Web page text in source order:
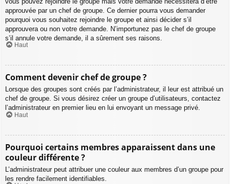
approuvée par un chef de groupe. Ce dernier pourra vous demander
pourquoi vous souhaitez rejoindre le groupe et ainsi décider s’il
approuvera ou non votre demande. N’importunez pas le chef de groupe
s’il annule votre demande, il a sûrement ses raisons.
Haut
Comment devenir chef de groupe ?
Lorsque des groupes sont créés par l’administrateur, il leur est attribué un
chef de groupe. Si vous désirez créer un groupe d’utilisateurs, contactez
l’administrateur en premier lieu en lui envoyant un message privé.
Haut
Pourquoi certains membres apparaissent dans une
couleur différente ?
L’administrateur peut attribuer une couleur aux membres d’un groupe pour
les rendre facilement identifiables.